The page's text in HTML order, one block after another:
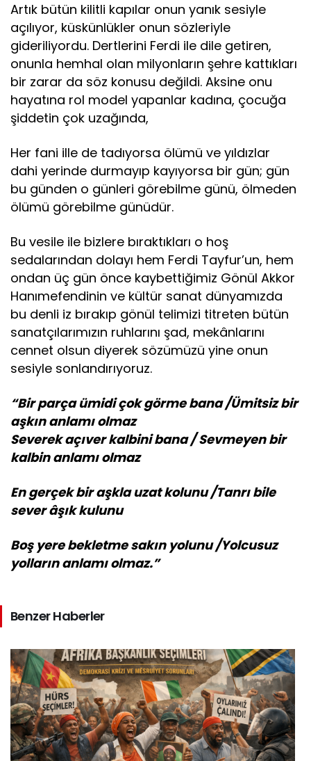
Artık bütün kilitli kapılar onun yanık sesiyle
açılıyor, küskünlükler onun sözleriyle
gideriliyordu. Dertlerini Ferdi ile dile getiren,
onunla hemhal olan milyonların şehre kattıkları
bir zarar da söz konusu değildi. Aksine onu
hayatına rol model yapanlar kadına, çocuğa
şiddetin çok uzağında,
Her fani ille de tadıyorsa ölümü ve yıldızlar
dahi yerinde durmayıp kayıyorsa bir gün; gün
bu günden o günleri görebilme günü, ölmeden
ölümü görebilme günüdür.
Bu vesile ile bizlere bıraktıkları o hoş
sedalarından dolayı hem Ferdi Tayfur’un, hem
ondan üç gün önce kaybettiğimiz Gönül Akkor
Hanımefendinin ve kültür sanat dünyamızda
bu denli iz bırakıp gönül telimizi titreten bütün
sanatçılarımızın ruhlarını şad, mekânlarını
cennet olsun diyerek sözümüzü yine onun
sesiyle sonlandırıyoruz.
“Bir parça ümidi çok görme bana /Ümitsiz bir
aşkın anlamı olmaz
Severek açıver kalbini bana / Sevmeyen bir
kalbin anlamı olmaz
En gerçek bir aşkla uzat kolunu /Tanrı bile
sever âşık kulunu
Boş yere bekletme sakın yolunu /Yolcusuz
yolların anlamı olmaz.”
Benzer Haberler